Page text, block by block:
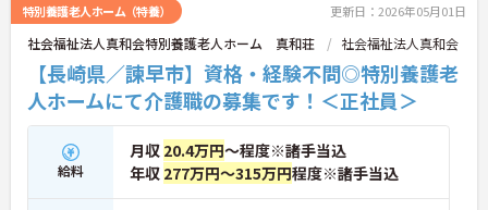
特別養護老人ホーム（特養） 更新日：2026年05月01日
社会福祉法人真和会特別養護老人ホーム 真和荘 社会福祉法人真和会
【長崎県／諫早市】資格・経験不問◎特別養護老
人ホームにて介護職の募集です！＜正社員＞
給料
月収 20.4万円～程度※諸手当込
年収 277万円～315万円程度※諸手当込